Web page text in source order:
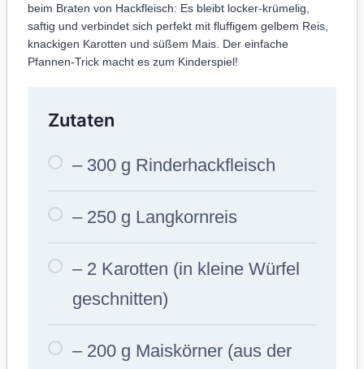
beim Braten von Hackfleisch: Es bleibt locker-krümelig,
saftig und verbindet sich perfekt mit fluffigem gelbem Reis,
knackigen Karotten und süßem Mais. Der einfache
Pfannen-Trick macht es zum Kinderspiel!
Zutaten
– 300 g Rinderhackfleisch
– 250 g Langkornreis
– 2 Karotten (in kleine Würfel
geschnitten)
– 200 g Maiskörner (aus der